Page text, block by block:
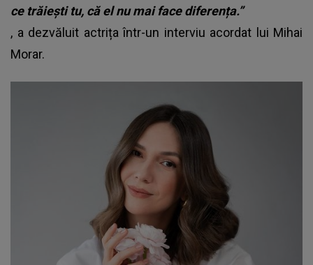
ce trăiești tu, că el nu mai face diferența.”
, a dezvăluit actrița într-un interviu acordat lui Mihai
Morar.